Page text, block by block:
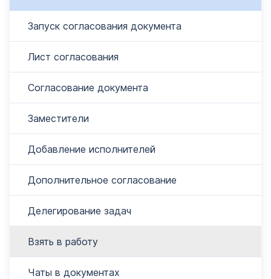
Запуск согласования документа
Лист согласования
Согласование документа
Заместители
Добавление исполнителей
Дополнительное согласование
Делегирование задач
Взять в работу
Чаты в документах